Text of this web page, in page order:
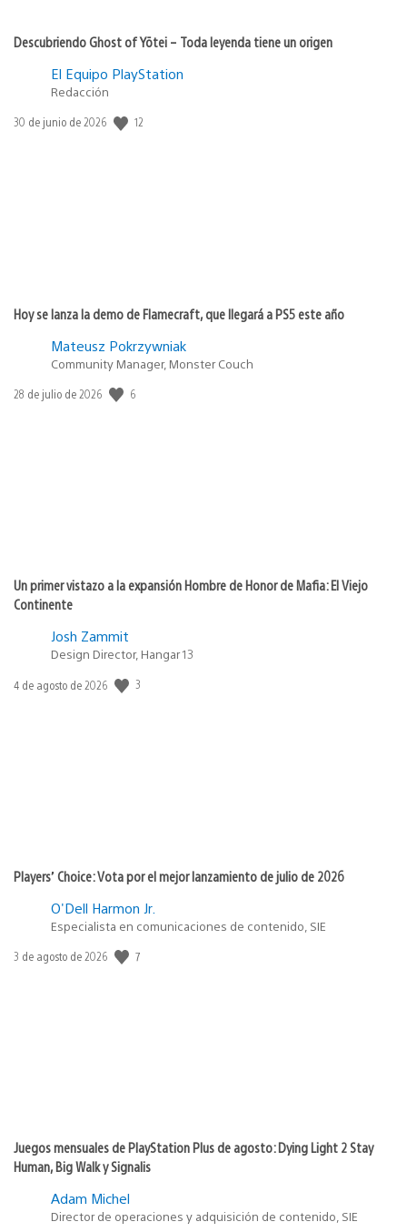
Descubriendo Ghost of Yōtei – Toda leyenda tiene un origen
El Equipo PlayStation
Redacción
Fecha
30 de junio de 2026 12
Hoy se lanza la demo de Flamecraft, que llegará a PS5 este año
Mateusz Pokrzywniak
Community Manager, Monster Couch
Fecha
28 de julio de 2026 6
Un primer vistazo a la expansión Hombre de Honor de Mafia: El Viejo
Continente
Josh Zammit
Design Director, Hangar 13
Fecha
4 de agosto de 2026 3
Players’ Choice: Vota por el mejor lanzamiento de julio de 2026
O'Dell Harmon Jr.
Especialista en comunicaciones de contenido, SIE
Fecha
3 de agosto de 2026 7
Juegos mensuales de PlayStation Plus de agosto: Dying Light 2 Stay
Human, Big Walk y Signalis
Adam Michel
Director de operaciones y adquisición de contenido, SIE